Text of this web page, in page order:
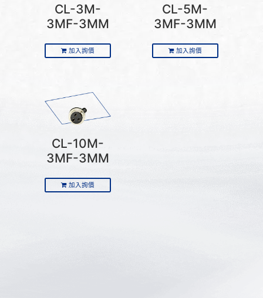
CL-3M-
3MF-3MM
加入詢價
CL-5M-
3MF-3MM
加入詢價
CL-10M-
3MF-3MM
加入詢價